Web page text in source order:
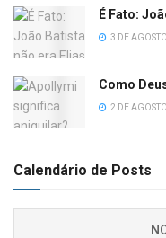
É Fato:
3 DE
Como
2 DE
Calendário de Posts